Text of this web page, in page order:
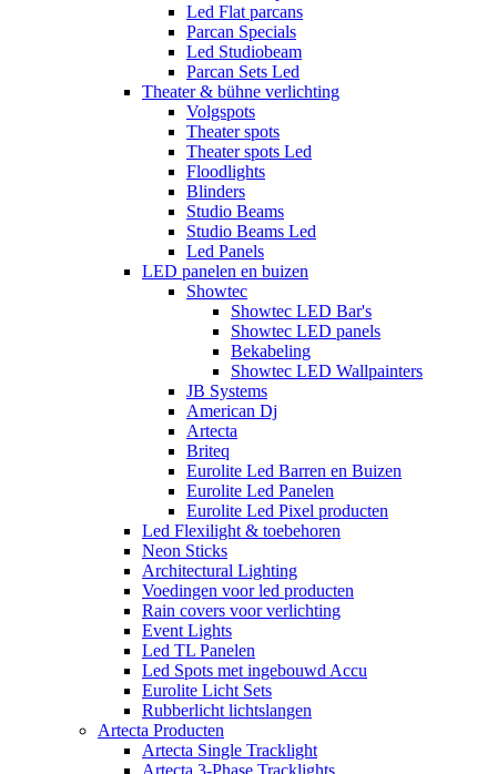
Led Flat parcans
Parcan Specials
Led Studiobeam
Parcan Sets Led
Theater & bühne verlichting
Volgspots
Theater spots
Theater spots Led
Floodlights
Blinders
Studio Beams
Studio Beams Led
Led Panels
LED panelen en buizen
Showtec
Showtec LED Bar's
Showtec LED panels
Bekabeling
Showtec LED Wallpainters
JB Systems
American Dj
Artecta
Briteq
Eurolite Led Barren en Buizen
Eurolite Led Panelen
Eurolite Led Pixel producten
Led Flexilight & toebehoren
Neon Sticks
Architectural Lighting
Voedingen voor led producten
Rain covers voor verlichting
Event Lights
Led TL Panelen
Led Spots met ingebouwd Accu
Eurolite Licht Sets
Rubberlicht lichtslangen
Artecta Producten
Artecta Single Tracklight
Artecta 3-Phase Tracklights